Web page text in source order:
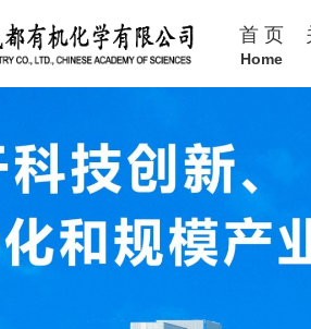
首 页
Home